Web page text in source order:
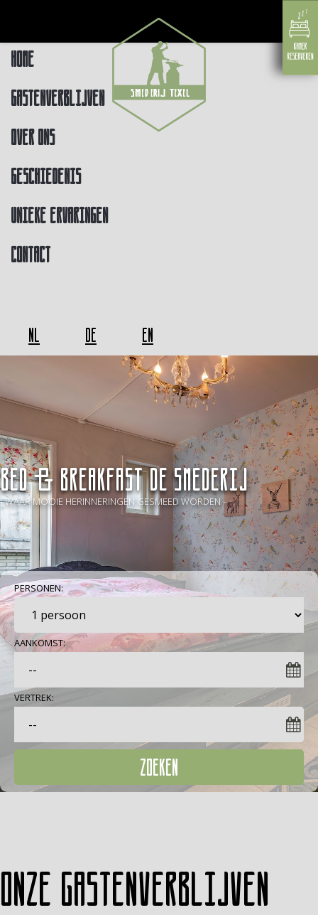
Home
Gastenverblijven
Over ons
Geschiedenis
Unieke ervaringen
Contact
NL DE EN
BED & BREAKFAST De Smederij
- WAAR MOOIE HERINNERINGEN GESMEED WORDEN -
PERSONEN:
AANKOMST:
VERTREK:
ZOEKEN
Onze gastenverblijven